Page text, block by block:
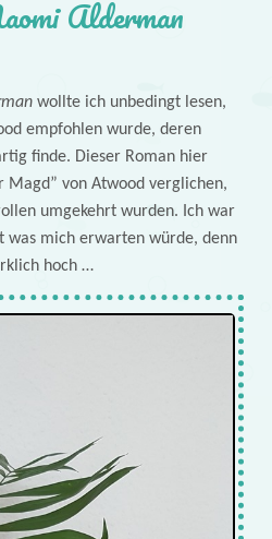
Alderman
wollte ich unbedingt lesen,
empfohlen wurde, deren
finde. Dieser Roman hier
von Atwood verglichen,
umgekehrt wurden. Ich war
was mich erwarten würde, denn
hoch …